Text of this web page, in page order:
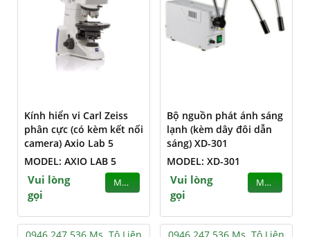
Kính hiển vi Carl Zeiss
phân cực (có kèm kết nối
camera) Axio Lab 5
MODEL: AXIO LAB 5
Vui lòng
gọi
MUA
Bộ nguồn phát ánh sáng
lạnh (kèm dây đôi dẫn
sáng) XD-301
MODEL: XD-301
Vui lòng
gọi
MUA